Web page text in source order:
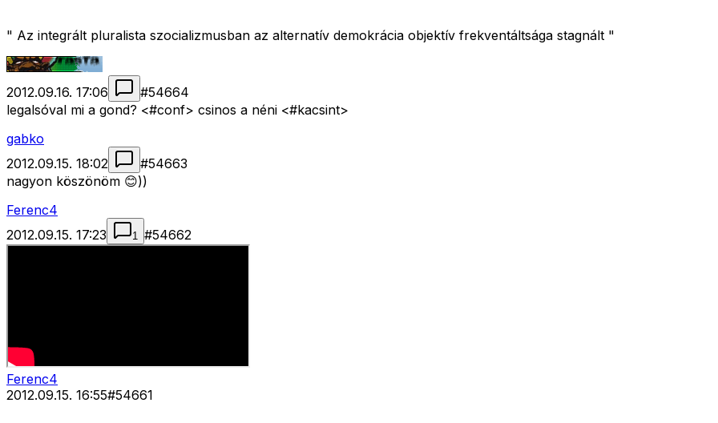
" Az integrált pluralista szocializmusban az alternatív demokrácia objektív frekventáltsága stagnált "
2012.09.16. 17:06 #54664
legalsóval mi a gond? <#conf> csinos a néni <#kacsint>
gabko
2012.09.15. 18:02
#54663
nagyon köszönöm 😊))
Ferenc4
2012.09.15. 17:23
1 #54662
Ferenc4
2012.09.15. 16:55#54661